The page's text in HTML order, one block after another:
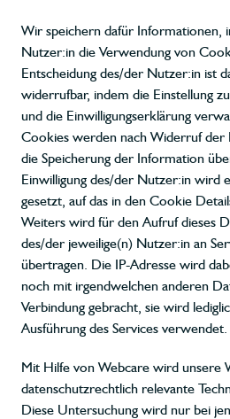
Wir speichern dafür Informationen,
Nutzer:in die Verwendung von
Entscheidung des/der Nutzer:in ist
widerrufbar, indem die Einstellung
und die Einwilligungserklärung
Cookies werden nach Widerruf der
die Speicherung der Information
Einwilligung des/der Nutzer:in wird
gesetzt, auf das in den Cookie
Weiters wird für den Aufruf dieses
des/der jeweilige(n) Nutzer:in an
übertragen. Die IP-Adresse wird
noch mit irgendwelchen anderen
Verbindung gebracht, sie wird
Ausführung des Services verwendet.
Mit Hilfe von Webcare wird unsere
datenschutzrechtlich relevante
Diese Untersuchung wird nur bei